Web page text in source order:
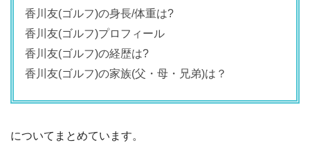
香川友(ゴルフ)の身長/体重は?
香川友(ゴルフ)プロフィール
香川友(ゴルフ)の経歴は?
香川友(ゴルフ)の家族(父・母・兄弟)は？
についてまとめています。